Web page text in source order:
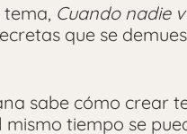
Cuando nadie
que se
sabe cómo crear
mismo tiempo se